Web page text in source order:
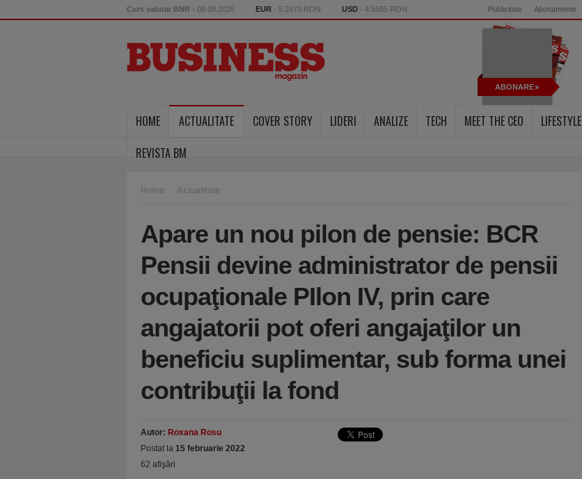
Curs valutar BNR - 08.08.2026 EUR - 5.2473 RON USD - 4.5595 RON Publicitate Abonamente
ABONARE
HOME ACTUALITATE COVER STORY LIDERI ANALIZE TECH MEET THE CEO LIFESTYLE
REVISTA BM
Home Actualitate
Apare un nou pilon de pensie: BCR
Pensii devine administrator de pensii
ocupaţionale PIlon IV, prin care
angajatorii pot oferi angajaţilor un
beneficiu suplimentar, sub forma unei
contribuţii la fond
Autor: Roxana Rosu
Postat la 15 februarie 2022
62 afişări